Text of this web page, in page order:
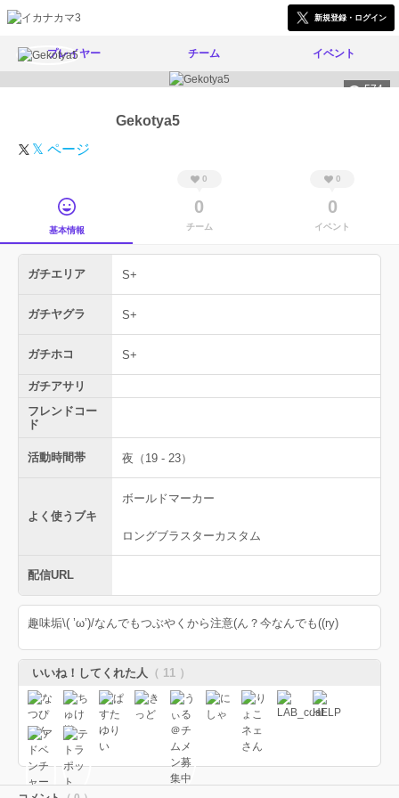
新規登録・ログイン
プレイヤー チーム イベント
574
Gekotya5
𝕏 ページ
基本情報
0
0
チーム
0
0
イベント
ガチエリア S+
ガチヤグラ S+
ガチホコ S+
ガチアサリ
フレンドコー
ド
活動時間帯 夜（19 - 23）
よく使うブキ
ボールドマーカー
ロングブラスターカスタム
配信URL
趣味垢\( ’ω’)/なんでもつぶやくから注意(ん？今なんでも((ry)
いいね！してくれた人 （ 11 ）